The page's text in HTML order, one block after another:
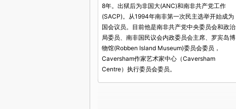
8年。出狱后为非国大(ANC)和南非共产党工作
(SACP)。从1994年南非第一次民主选举开始成为
国会议员。目前他是南非共产党中央委员会和政治
局委员、南非国民议会内政委员会主席、罗宾岛博
物馆(Robben Island Museum)委员会委员，
Caversham作家艺术家中心（Caversham
Centre）执行委员会委员。